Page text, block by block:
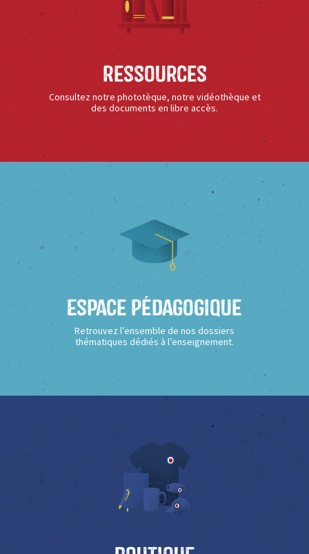
Ressources
Consultez notre phototèque, notre vidéothèque et
des documents en libre accès.
Espace Pédagogique
Retrouvez l’ensemble de nos dossiers
thématiques dédiés à l’enseignement.